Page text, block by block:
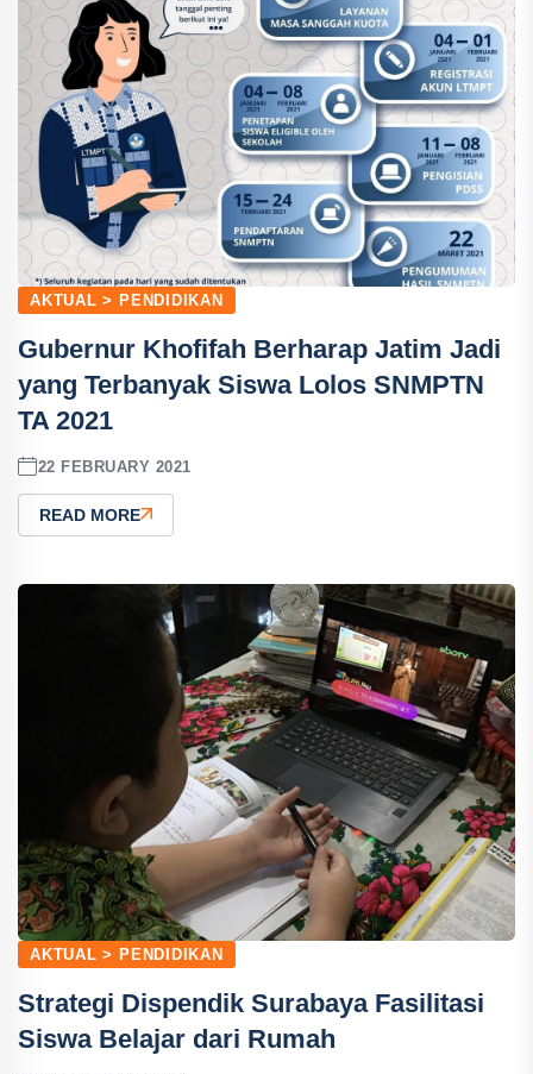
AKTUAL > PENDIDIKAN
Gubernur Khofifah Berharap Jatim Jadi
yang Terbanyak Siswa Lolos SNMPTN
TA 2021
22 FEBRUARY 2021
READ MORE
AKTUAL > PENDIDIKAN
Strategi Dispendik Surabaya Fasilitasi
Siswa Belajar dari Rumah